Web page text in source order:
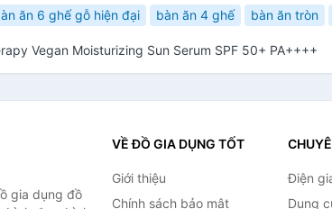
ăn 6 ghế gỗ hiện đại bàn ăn 4 ghế bàn ăn tròn
Vegan Moisturizing Sun Serum SPF 50+ PA++++
gia dụng đồ
VỀ ĐỒ GIA DỤNG TỐT
Giới thiệu
Chính sách bảo mật
Điện
Dụng